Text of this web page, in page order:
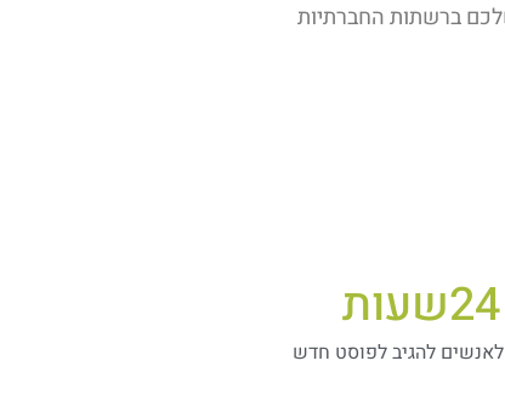
ברשתות החברתיות
להגיב לפוסט חדש
24שעות